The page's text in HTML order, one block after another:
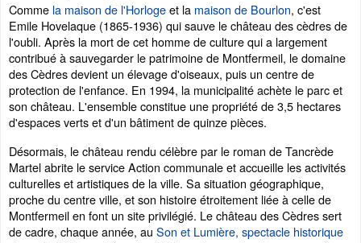
Comme la maison de l'Horlogeet la maison de Bourlon, c'est
Emile Hovelaque (1865-1936) qui sauve le château des cèdres de
l'oubli. Après la mort de cet homme de culture qui a largement
contribué à sauvegarder le patrimoine de Montfermeil, le domaine
des Cèdres devient un élevage d'oiseaux, puis un centre de
protection de l'enfance. En 1994, la municipalité achète le parc et
son château. L'ensemble constitue une propriété de 3,5 hectares
d'espaces verts et d'un bâtiment de quinze pièces.
Désormais, le château rendu célèbre par le roman de Tancrède
Martel abrite le service Action communale et accueille les activités
culturelles et artistiques de la ville. Sa situation géographique,
proche du centre ville, et son histoire étroitement liée à celle de
Montfermeil en font un site privilégié. Le château des Cèdres sert
de cadre, chaque année, au Son et Lumière, spectacle historique